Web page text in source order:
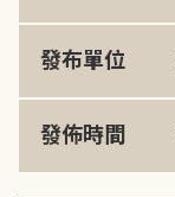
發布單位
發佈時間